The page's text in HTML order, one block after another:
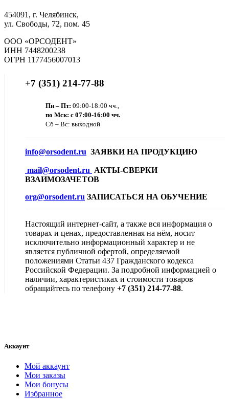
454091, г. Челябинск,
ул. Свободы, 72, пом. 45
ООО «ОРСОДЕНТ»
ИНН 7448200238
ОГРН 1177456007013
+7 (351) 214-77-88
Пн – Пт: 09:00-18:00 чч.,
по Мск: с 07:00-16:00 чч.
Сб – Вс: выходной
info@orsodent.ru ЗАЯВКИ НА ПРОДУКЦИЮ
mail@orsodent.ru АКТЫ-СВЕРКИ
ВЗАИМОЗАЧЕТОВ
org@orsodent.ru ЗАПИСАТЬСЯ НА ОБУЧЕНИЕ
Настоящий интернет-сайт, а также вся информация о
товарах и ценах, предоставленная на нём, носит
исключительно информационный характер и не
является публичной офертой, определяемой
положениями Статьи 437 Гражданского кодекса
Российской Федерации. За подробной информацией о
наличии, характеристиках и стоимости товаров
обращайтесь по телефону +7 (351) 214-77-88.
Аккаунт
Мой аккаунт
Мои заказы
Мои бонусы
Избранное